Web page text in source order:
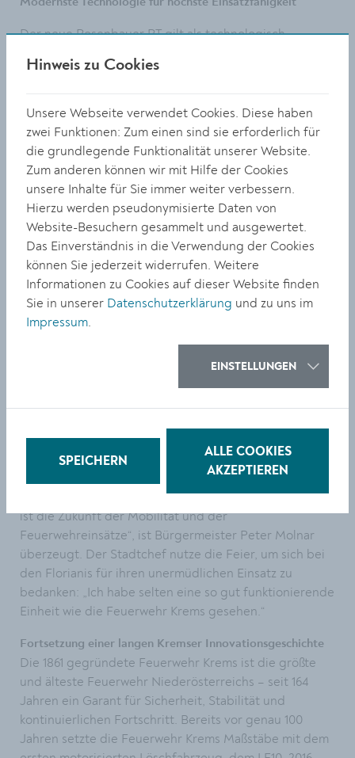
Der neue Rosenbauer RT gilt als technologisch
Elektroantrieb ist er ideal für den Feuerwehrbetrieb
aber bei jeder Ampel oder Kreuzung entsprechende
Power, um rasch an unser Ziel zu kommen“, berichtet
Feuerwehrkommandant Gerhard Urschler. „Das neue
Fahrzeug hilft uns dabei, Menschen in Not noch
schneller und effizienter retten zu können“, so Urschler
weiter. Der Strom, mit dem der ‚RT‘ betrieben wird,
wird am eigenen Dach erzeugt. Bei der Planung der
Geräteräume wurde auf die Bedürfnisse der
Mannschaft Rücksicht genommen, so dass viele
Handgriffe optimiert werden konnten. Eine neuartige
Sitzanordnung, bei der die Mannschaft nicht
hintereinander, sondern im rechten Winkel zur
Starke finanzielle Unterstützung durch Bund und Stadt
rund 1,6 Millionen Euro. Der Bund übernahm davon
rund 800.000 Euro, das Land Niederösterreich 200.000
Euro. Für die restlichen 600.000 Euro kommen
Feuerwehr und Stadt Krems auf. „Die Elektromobilität
ist die Zukunft der Mobilität und der
Feuerwehreinsätze“, ist Bürgermeister Peter Molnar
überzeugt. Der Stadtchef nutze die Feier, um sich bei
den Florianis für ihren unermüdlichen Einsatz zu
bedanken: „Ich habe selten eine so gut funktionierende
Einheit wie die Feuerwehr Krems gesehen.“
Fortsetzung einer langen Kremser Innovationsgeschichte
Die 1861 gegründete Feuerwehr Krems ist die größte
und älteste Feuerwehr Niederösterreichs – seit 164
Jahren ein Garant für Sicherheit, Stabilität und
kontinuierlichen Fortschritt. Bereits vor genau 100
Jahren setzte die Feuerwehr Krems Maßstäbe mit dem
Hinweis zu Cookies
Unsere Webseite verwendet Cookies. Diese haben
zwei Funktionen: Zum einen sind sie erforderlich für
die grundlegende Funktionalität unserer Website.
Zum anderen können wir mit Hilfe der Cookies
unsere Inhalte für Sie immer weiter verbessern.
Hierzu werden pseudonymisierte Daten von
Website-Besuchern gesammelt und ausgewertet.
Das Einverständnis in die Verwendung der Cookies
können Sie jederzeit widerrufen. Weitere
Informationen zu Cookies auf dieser Website finden
Sie in unserer Datenschutzerklärung und zu uns im
Impressum.
EINSTELLUNGEN
SPEICHERN
ALLE COOKIES
AKZEPTIEREN